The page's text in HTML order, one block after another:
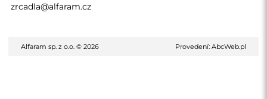
zrcadla@alfaram.cz
Alfaram sp. z o.o. © 2026 Provedení: AbcWeb.pl